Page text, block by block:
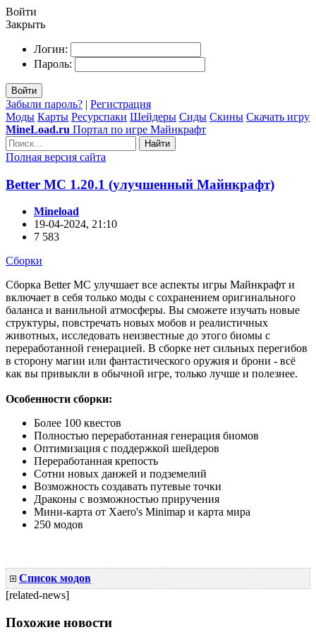
Войти
Закрыть
Логин:
Пароль:
Войти
Забыли пароль? | Регистрация
Моды Карты Ресурспаки Шейдеры Сиды Скины Скачать игру
MineLoad.ru Портал по игре Майнкрафт
Найти
Полная версия сайта
Better MC 1.20.1 (улучшенный Майнкрафт)
Mineload
19-04-2024, 21:10
7 583
Сборки
Сборка Better MC улучшает все аспекты игры Майнкрафт и
включает в себя только моды с сохранением оригинального
баланса и ванильной атмосферы. Вы сможете изучать новые
структуры, повстречать новых мобов и реалистичных
животных, исследовать неизвестные до этого биомы с
переработанной генерацией. В сборке нет сильных перегибов
в сторону магии или фантастического оружия и брони - всё
как вы привыкли в обычной игре, только лучше и полезнее.
Особенности сборки:
Более 100 квестов
Полностью переработанная генерация биомов
Оптимизация с поддержкой шейдеров
Переработанная крепость
Сотни новых данжей и подземелий
Возможность создавать путевые точки
Драконы с возможностью приручения
Мини-карта от Xaero's Minimap и карта мира
250 модов
Список модов
[related-news]
Похожие новости